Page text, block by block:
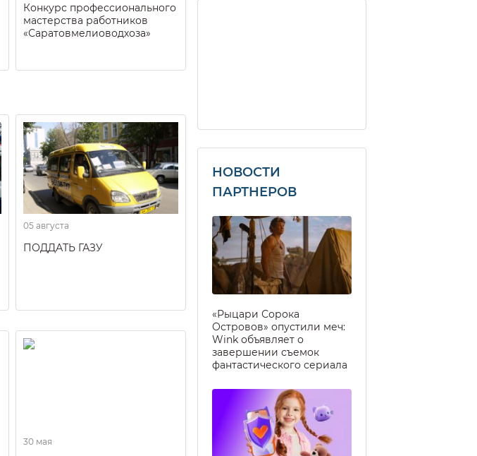
Конкурс профессионального
мастерства работников
«Саратовмелиоводхоза»
05 августа
ПОДДАТЬ ГАЗУ
30 мая
НОВОСТИ
ПАРТНЕРОВ
«Рыцари Сорока
Островов» опустили меч:
Wink объявляет о
завершении съемок
фантастического сериала